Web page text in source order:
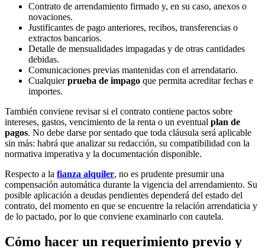
Contrato de arrendamiento firmado y, en su caso, anexos o
novaciones.
Justificantes de pago anteriores, recibos, transferencias o
extractos bancarios.
Detalle de mensualidades impagadas y de otras cantidades
debidas.
Comunicaciones previas mantenidas con el arrendatario.
Cualquierprueba de impago que permita acreditar fechas e
importes.
También conviene revisar si el contrato contiene pactos sobre
intereses, gastos, vencimiento de la renta o un eventual plan de
pagos. No debe darse por sentado que toda cláusula será aplicable
sin más: habrá que analizar su redacción, su compatibilidad con la
normativa imperativa y la documentación disponible.
Respecto a la fianza alquiler, no es prudente presumir una
compensación automática durante la vigencia del arrendamiento. Su
posible aplicación a deudas pendientes dependerá del estado del
contrato, del momento en que se encuentre la relación arrendaticia y
de lo pactado, por lo que conviene examinarlo con cautela.
Cómo hacer un requerimiento previo y